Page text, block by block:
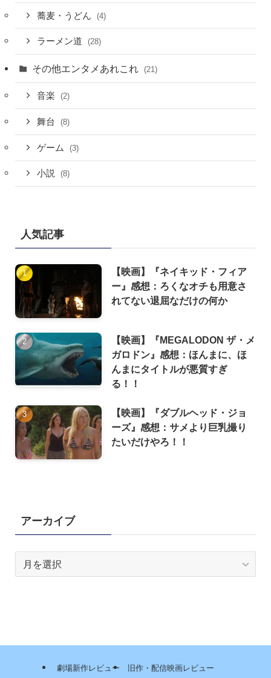
蕎麦・うどん (4)
ラーメン道 (28)
その他エンタメあれこれ (21)
音楽 (2)
舞台 (8)
ゲーム (3)
小説 (8)
人気記事
【映画】『ネイキッド・フィア
ー』感想：ろくなオチも用意さ
れてない退屈なだけの何か
【映画】『MEGALODON ザ・メ
ガロドン』感想：ほんまに、ほ
んまにタイトルが悪質すぎ
る！！
【映画】『ダブルヘッド・ジョ
ーズ』感想：サメより巨乳撮り
たいだけやろ！！
アーカイブ
劇場新作レビュー 旧作・配信映画レビュー